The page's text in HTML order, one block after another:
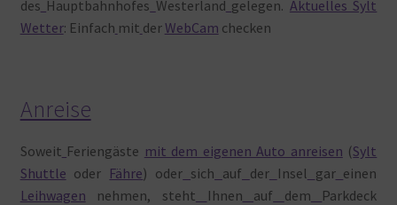
des Hauptbahnhofes Westerland gelegen. Aktuelles Sylt
Wetter: Einfach mit derWebCam checken
Anreise
Soweit Feriengäste mit dem eigenen Auto anreisen (Sylt
Shuttle oder Fähre) oder sich auf der Insel gar einen
Leihwagen nehmen, steht Ihnen auf dem
Parkdeck